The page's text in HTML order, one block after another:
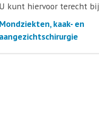
U kunt hiervoor terecht bij
Mondziekten, kaak- en
aangezichtschirurgie